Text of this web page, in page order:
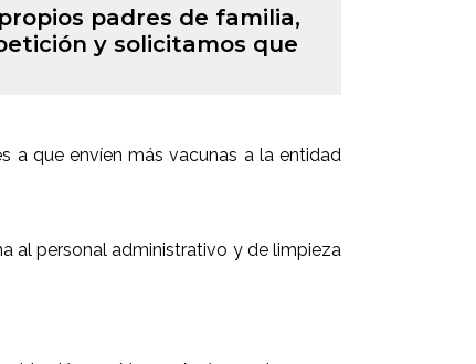
padres de familia,
y solicitamos que
a que envíen más vacunas a la entidad
al personal administrativo y de limpieza